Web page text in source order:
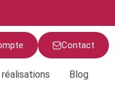
Contact
réalisations Blog